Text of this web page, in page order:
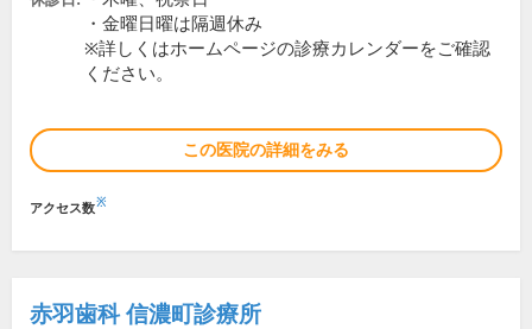
・金曜日曜は隔週休み
※詳しくはホームページの診療カレンダーをご確認
ください。
この医院の詳細をみる
アクセス数※
赤羽歯科 信濃町診療所